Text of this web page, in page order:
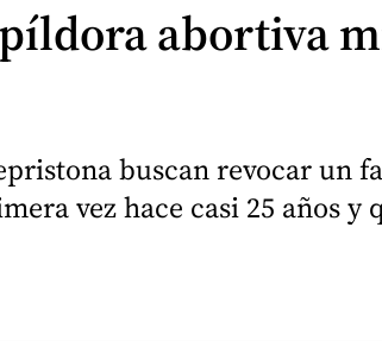
abortiva
buscan revocar
vez hace casi 25 años y